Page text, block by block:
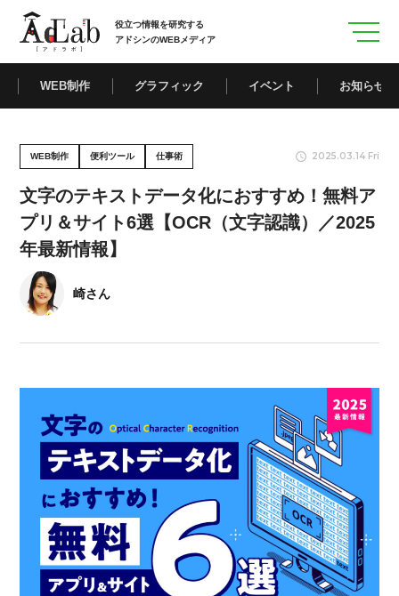
役立つ情報を研究する
アドシンのWEBメディア
WEB制作 グラフィック イベント お知らせ
WEB制作 便利ツール 仕事術 2025.03.14 Fri
文字のテキストデータ化におすすめ！無料ア
プリ＆サイト6選【OCR（文字認識）／2025
年最新情報】
崎さん